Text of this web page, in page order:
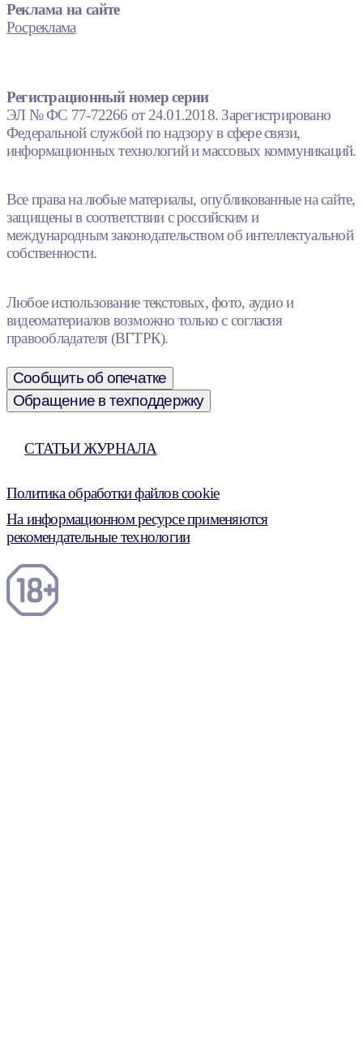
Реклама на сайте
Росреклама
Регистрационный номер серии
ЭЛ № ФС 77-72266 от 24.01.2018. Зарегистрировано
Федеральной службой по надзору в сфере связи,
информационных технологий и массовых коммуникаций.
Все права на любые материалы, опубликованные на сайте,
защищены в соответствии с российским и
международным законодательством об интеллектуальной
собственности.
Любое использование текстовых, фото, аудио и
видеоматериалов возможно только с согласия
правообладателя (ВГТРК).
Сообщить об опечатке
Обращение в техподдержку
СТАТЬИ ЖУРНАЛА
Политика обработки файлов cookie
На информационном ресурсе применяются
рекомендательные технологии